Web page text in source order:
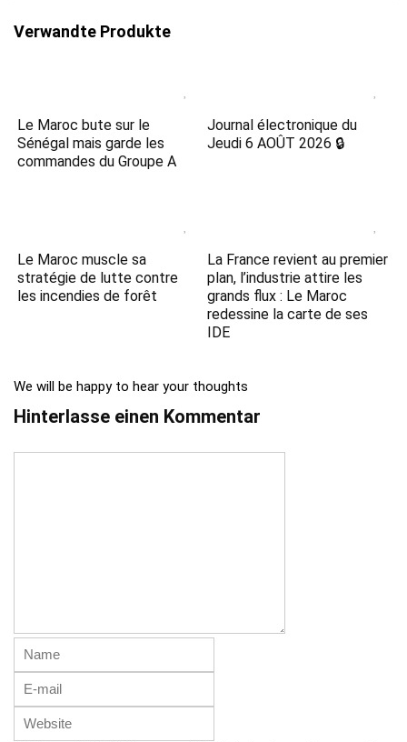
Verwandte Produkte
Le Maroc bute sur le
Sénégal mais garde les
commandes du Groupe A
Journal électronique du
Jeudi 6 AOÛT 2026 🔒
Le Maroc muscle sa
stratégie de lutte contre
les incendies de forêt
La France revient au premier
plan, l’industrie attire les
grands flux : Le Maroc
redessine la carte de ses
IDE
We will be happy to hear your thoughts
Hinterlasse einen Kommentar